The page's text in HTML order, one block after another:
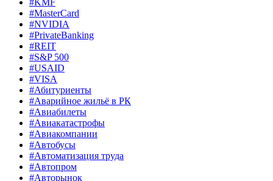
#KMF
#MasterCard
#NVIDIA
#PrivateBanking
#REIT
#S&P 500
#USAID
#VISA
#Абитуриенты
#Аварийное жильё в РК
#Авиабилеты
#Авиакатастрофы
#Авиакомпании
#Автобусы
#Автоматизация труда
#Автопром
#Авторынок